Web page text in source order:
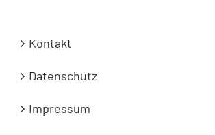
Kontakt
Datenschutz
Impressum